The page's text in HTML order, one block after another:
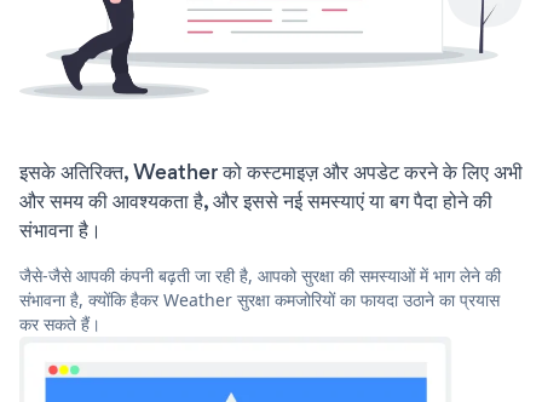
इसके अतिरिक्त, Weather को कस्टमाइज़ और अपडेट करने के लिए अभी
और समय की आवश्यकता है, और इससे नई समस्याएं या बग पैदा होने की
संभावना है।
जैसे-जैसे आपकी कंपनी बढ़ती जा रही है, आपको सुरक्षा की समस्याओं में भाग लेने की
संभावना है, क्योंकि हैकर Weather सुरक्षा कमजोरियों का फायदा उठाने का प्रयास
कर सकते हैं।